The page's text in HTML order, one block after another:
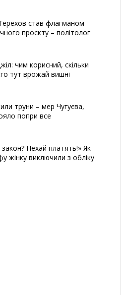
став флагманом
проєкту – політолог
чим корисний, скільки
тут врожай вишні
труни – мер Чугуєва,
попри все
Нехай платять!» Як
жінку виключили з обліку